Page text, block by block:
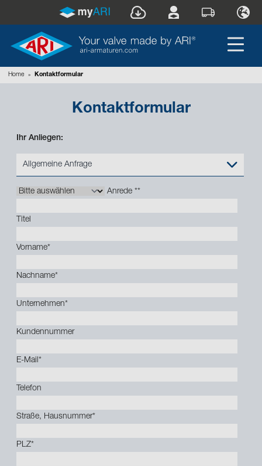
Home » Kontaktformular
Kontaktformular
Ihr Anliegen:
Allgemeine Anfrage
Anrede **
Titel
Vorname*
Nachname*
Unternehmen*
Kundennummer
E-Mail*
Telefon
Straße, Hausnummer*
PLZ*